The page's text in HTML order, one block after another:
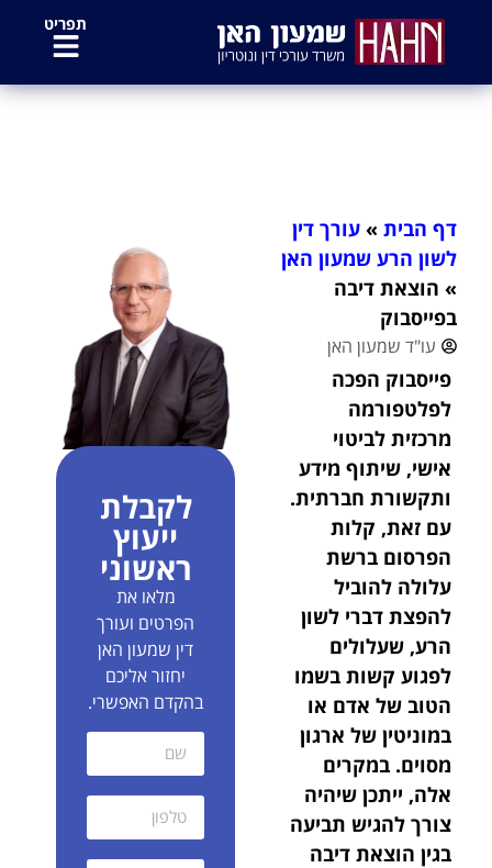
תפריט
דף הבית »עורך דין
לשון הרע שמעון האן
» הוצאת דיבה
בפייסבוק
עו"ד שמעון האן
פייסבוק הפכה
לפלטפורמה
מרכזית לביטוי
אישי, שיתוף מידע
ותקשורת חברתית.
עם זאת, קלות
הפרסום ברשת
עלולה להוביל
להפצת דברי לשון
הרע, שעלולים
לפגוע קשות בשמו
הטוב של אדם או
במוניטין של ארגון
מסוים. במקרים
אלה, ייתכן שיהיה
צורך להגיש תביעה
בגין הוצאת דיבה
לקבלת
ייעוץ
ראשוני
מלאו את
הפרטים ועורך
דין שמעון האן
יחזור אליכם
בהקדם האפשרי.